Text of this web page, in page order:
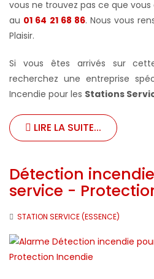
vous ne trouvez pas ce que
au 01 64 21 68 86. Nous vous
Plaisir.
Si vous êtes arrivés sur
recherchez une entreprise
Incendie pour les Stations
LIRE LA SUITE...
Détection
service -
STATION SERVICE (ESSENCE)